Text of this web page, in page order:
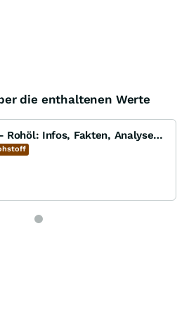
die enthaltenen Werte
Ölpreis - Erdöl - Öl - Rohöl: Infos, Fakten, Analysen, Charts und Ausblick